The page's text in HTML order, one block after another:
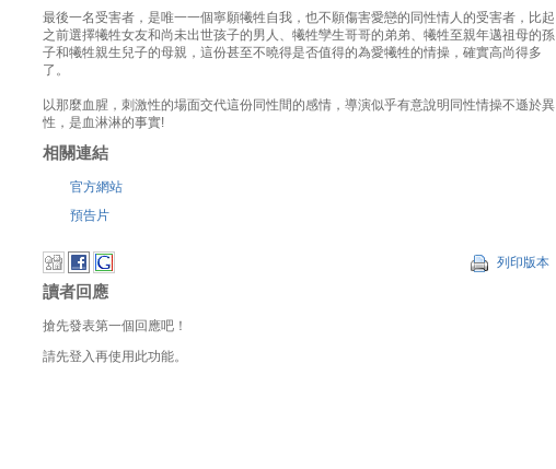
最後一名受害者，是唯一一個寧願犧牲自我，也不願傷害愛戀的同性情人的受害者，比起
之前選擇犧牲女友和尚未出世孩子的男人、犧牲孿生哥哥的弟弟、犧牲至親年邁祖母的孫
子和犧牲親生兒子的母親，這份甚至不曉得是否值得的為愛犧牲的情操，確實高尚得多
了。
以那麼血腥，刺激性的場面交代這份同性間的感情，導演似乎有意說明同性情操不遜於異
性，是血淋淋的事實!
相關連結
官方網站
預告片
列印版本
讀者回應
搶先發表第一個回應吧！
請先登入再使用此功能。